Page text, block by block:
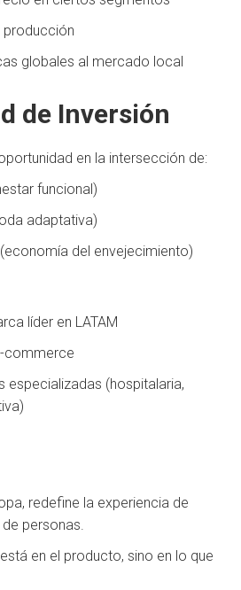
producción
globales al mercado local
de Inversión
en la intersección de:
funcional)
adaptativa)
del envejecimiento)
líder en LATAM
commerce
especializadas (hospitalaria,
redefine la experiencia de
personas.
en el producto, sino en lo que